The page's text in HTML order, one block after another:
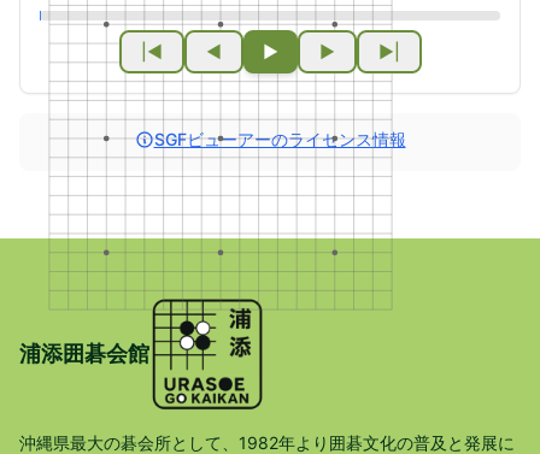
|◀ ◀ ▶ ▶ ▶|
SGFビューアーのライセンス情報
浦添囲碁会館
沖縄県最大の碁会所として、1982年より囲碁文化の普及と発展に